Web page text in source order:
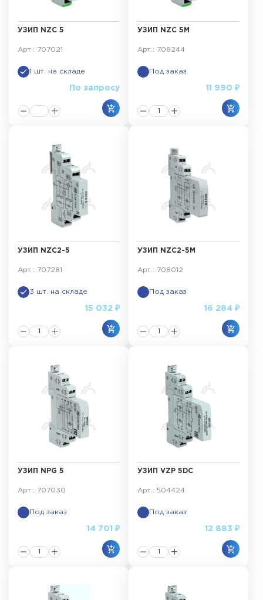
УЗИП NZC 5
Арт.: 707021
1 шт. на складе
По запросу
УЗИП NZC 5M
Арт.: 708244
Под заказ
11 990 ₽
УЗИП NZC2-5
Арт.: 707281
3 шт. на складе
15 032 ₽
УЗИП NZC2-5M
Арт.: 708012
Под заказ
16 284 ₽
УЗИП NPG 5
Арт.: 707030
Под заказ
14 701 ₽
УЗИП VZP 5DC
Арт.: 504424
Под заказ
12 883 ₽